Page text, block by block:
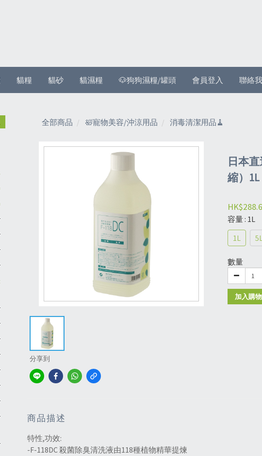
貓糧 貓砂 貓濕糧 🐶狗狗濕糧/罐頭 會員登入 聯絡
全部商品 🛀寵物美容/沖涼用品 消毒清潔用品🧹
分享到
日本
縮）1L
容量: 1L
1L
數量
加入購
商品描述
特性,功效:
-F-118DC 殺菌除臭清洗液由118種植物精華提煉